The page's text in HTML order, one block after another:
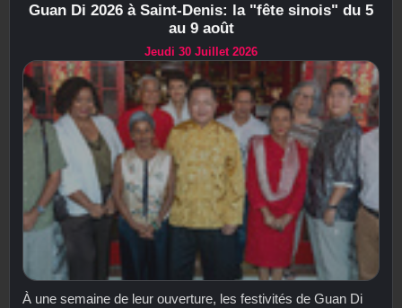
Guan Di 2026 à Saint-Denis: la "fête sinois" du 5
au 9 août
Jeudi 30 Juillet 2026
À une semaine de leur ouverture, les festivités de Guan Di